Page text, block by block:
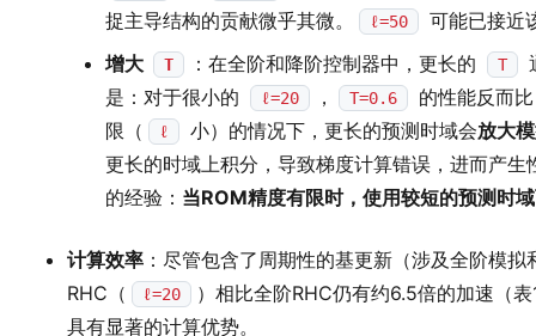
捉主导结构的贡献微乎其微。
ℓ=50
可能已接近
增大
T ：在全阶和降阶控制器中，更长的 T
是：对于很小的
ℓ=20 ， T=0.6
的性能反而
限（
ℓ 小）的情况下，更长的预测时域会放大
更长的时域上积分，导致梯度计算错误，进而产
的经验： 当ROM精度有限时，使用较短的预测时
计算效率 ：尽管包含了周期性的基更新（涉及全阶模
RHC（
ℓ=20
）相比全阶RHC仍有约6.5倍的加速（
具有显著的计算优势。